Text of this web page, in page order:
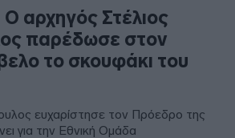
αρχηγός Στέλιος
παρέδωσε στον
το σκουφάκι του
ευχαρίστησε τον Πρόεδρο της
για την Εθνική Ομάδα